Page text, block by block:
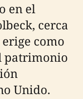
en el
cerca
como
patrimonio
Unido.